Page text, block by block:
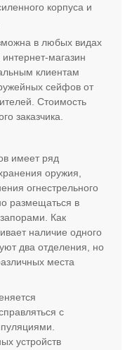
корпуса и
в любых видах
магазин
клиентам
сейфов от
Стоимость
заказчика.
имеет ряд
оружия,
огнестрельного
размещаться в
Как
наличие одного
два отделения, но
места
с
устройств